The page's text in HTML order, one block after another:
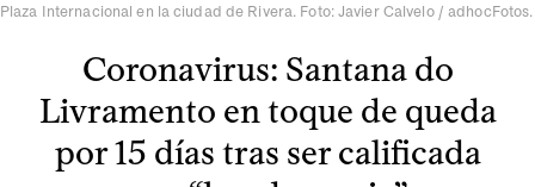
Plaza Internacional en la ciudad de Rivera. Foto: Javier Calvelo / adhocFotos.
Coronavirus: Santana do
Livramento en toque de queda
por 15 días tras ser calificada